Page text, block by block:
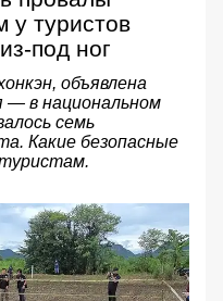
у туристов
под ног
объявлена
— в национальном
семь
Какие безопасные